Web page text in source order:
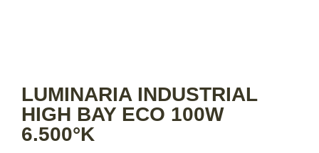
LUMINARIA INDUSTRIAL
HIGH BAY ECO 100W
6.500°K